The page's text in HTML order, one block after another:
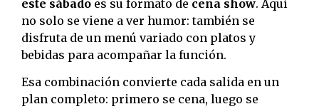
este sábado es su formato de cena show. Aquí
no solo se viene a ver humor: también se
disfruta de un menú variado con platos y
bebidas para acompañar la función.
Esa combinación convierte cada salida en un
plan completo: primero se cena, luego se